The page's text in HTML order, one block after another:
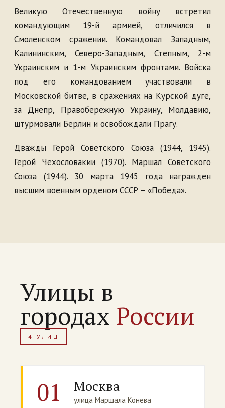
Великую Отечественную войну встретил
командующим 19-й армией, отличился в
Смоленском сражении. Командовал Западным,
Калининским, Северо-Западным, Степным, 2-м
Украинским и 1-м Украинским фронтами. Войска
под его командованием участвовали в
Московской битве, в сражениях на Курской дуге,
за Днепр, Правобережную Украину, Молдавию,
штурмовали Берлин и освобождали Прагу.
Дважды Герой Советского Союза (1944, 1945).
Герой Чехословакии (1970). Маршал Советского
Союза (1944). 30 марта 1945 года награжден
высшим военным орденом СССР – «Победа».
Улицы в
городах России
4 УЛИЦ
01 Москва
улица Маршала Конева